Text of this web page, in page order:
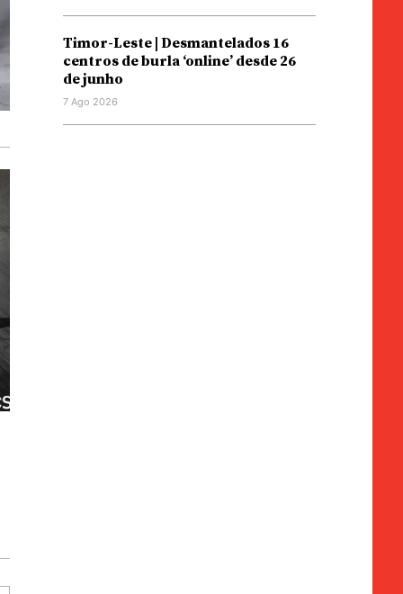
Timor-Leste | Desmantelados 16
centros de burla ‘online’ desde 26
de junho
7 Ago 2026